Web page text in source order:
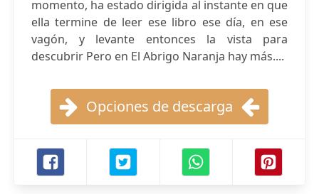
momento, ha estado dirigida al instante en que
ella termine de leer ese libro ese día, en ese
vagón, y levante entonces la vista para
descubrir Pero en El Abrigo Naranja hay más....
Opciones de descarga